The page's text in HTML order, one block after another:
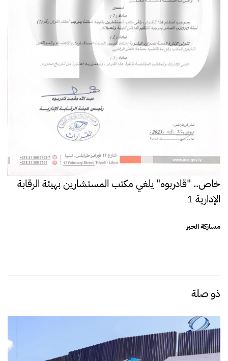
خاص.. "قادربوه" يلغي مكتب المستشارين بهيئة الرقابة
الإدارية 1
مشاركة الخبر
ذو صلة